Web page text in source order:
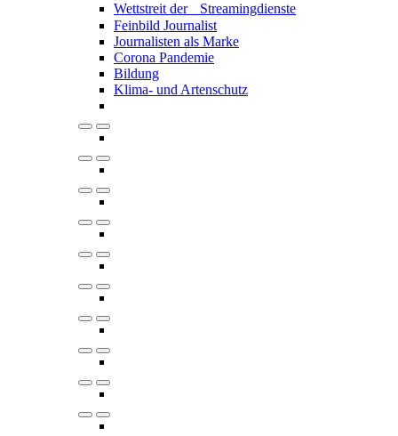
Wettstreit der Streamingdienste
Feinbild Journalist
Journalisten als Marke
Corona Pandemie
Bildung
Klima- und Artenschutz